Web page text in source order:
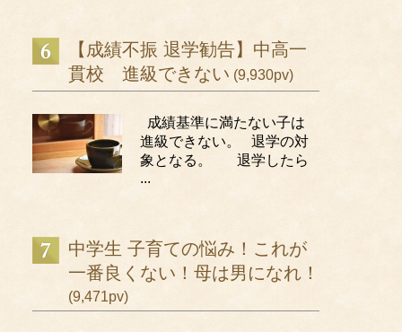
【成績不振 退学勧告】中高一
貫校 進級できない (9,930pv)
成績基準に満たない子は
進級できない。 退学の対
象となる。 退学したら
...
中学生 子育ての悩み！これが
一番良くない！母は男になれ！
(9,471pv)